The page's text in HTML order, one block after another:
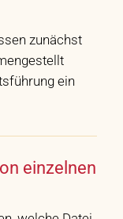
zunächst
ein
einzelnen